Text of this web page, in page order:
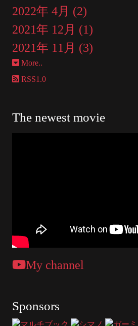
2022年 4月 (2)
2021年 12月 (1)
2021年 11月 (3)
More..
RSS1.0
The newest movie
My channel
Sponsors